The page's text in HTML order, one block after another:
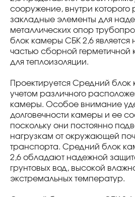
сооружение, внутри
закладные элементы для
металлических опор
блок камеры СБК 2,6 является
частью сборной
для теплоизоляции.
Проектируется Средний
учетом различного
камеры. Особое внимание
долговечности камеры и ее
поскольку они постоянно
нагрузкам от окружающей
транспорта. Средний блок
2,6 обладают надежной
грунтовых вод, высокой
экстремальных температур.